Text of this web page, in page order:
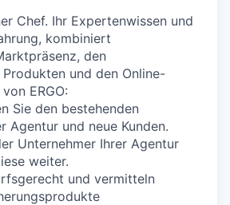
Chef. Ihr Expertenwissen und
kombiniert
den
und den Online-
ERGO:
Sie den bestehenden
Agentur und neue Kunden.
Unternehmer Ihrer Agentur
weiter.
und vermitteln